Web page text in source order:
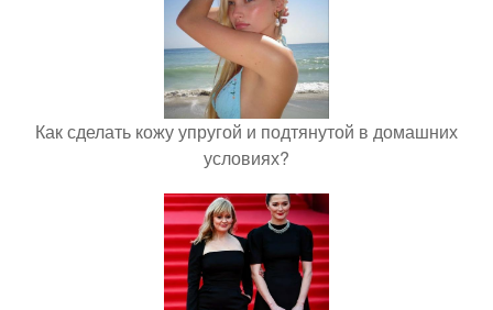
Как сделать кожу упругой и подтянутой в домашних
условиях?